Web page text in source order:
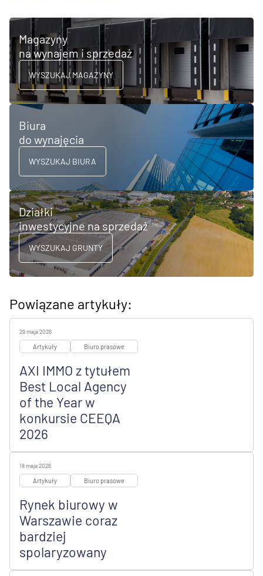
Magazyny
na wynajem i sprzedaż
WYSZUKAJ MAGAZYNY
Biura
do wynajęcia
WYSZUKAJ BIURA
Działki
inwestycyjne na sprzedaż
WYSZUKAJ GRUNTY
Powiązane artykuły:
29 maja 2026
Artykuły Biuro prasowe
AXI IMMO z tytułem
Best Local Agency
of the Year w
konkursie CEEQA
2026
18 maja 2026
Artykuły Biuro prasowe
Rynek biurowy w
Warszawie coraz
bardziej
spolaryzowany